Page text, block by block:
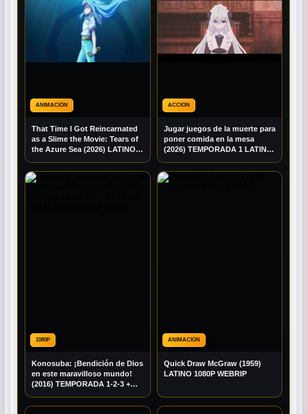
ANIMACIÓN
That Time I Got Reincarnated
as a Slime the Movie: Tears of
the Azure Sea (2026) LATINO
ACCION
Jugar juegos de la muerte para
poner comida en la mesa
(2026) TEMPORADA 1 LATINO
1080P
Konosuba: ¡Bendición de Dios
en este maravilloso mundo!
(2016) TEMPORADA 1-2-3 +
BDRIP
ANIMACIÓN
Quick Draw McGraw (1959)
LATINO 1080P WEBRIP